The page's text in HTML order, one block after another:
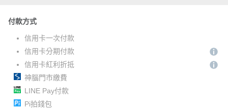
付款方式
信用卡一次付款
信用卡分期付款
信用卡紅利折抵
神腦門市繳費
LINE Pay付款
Pi拍錢包